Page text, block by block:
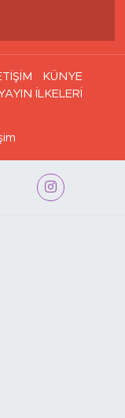
KÜNYE
İLKELERİ